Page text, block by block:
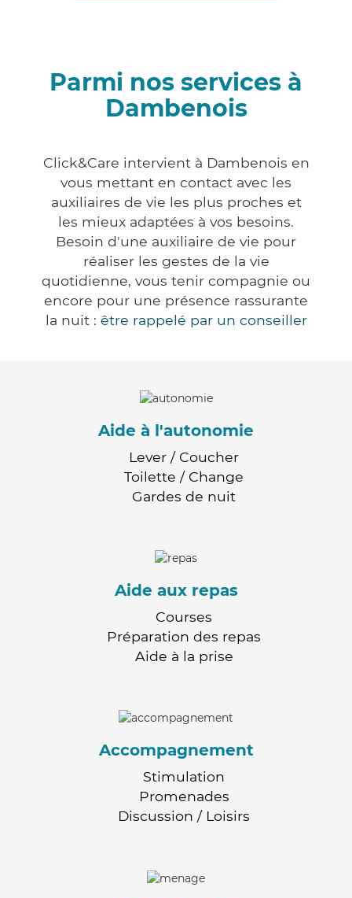
Parmi nos services à
Dambenois
Click&Care intervient à Dambenois en
vous mettant en contact avec les
auxiliaires de vie les plus proches et
les mieux adaptées à vos besoins.
Besoin d'une auxiliaire de vie pour
réaliser les gestes de la vie
quotidienne, vous tenir compagnie ou
encore pour une présence rassurante
la nuit : être rappelé par un conseiller
Aide à l'autonomie
Lever / Coucher
Toilette / Change
Gardes de nuit
Aide aux repas
Courses
Préparation des repas
Aide à la prise
Accompagnement
Stimulation
Promenades
Discussion / Loisirs